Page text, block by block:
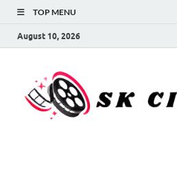
TOP MENU
August 10, 2026